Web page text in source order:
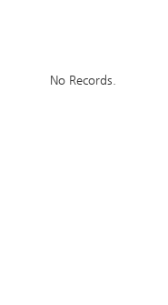
No Records.